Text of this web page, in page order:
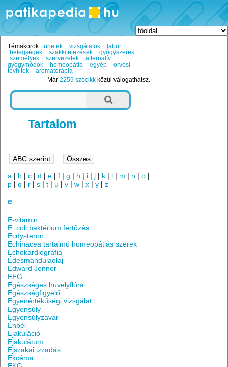
Témakörök: tünetek vizsgálatok
labor
betegségek
szakkifejezések
gyógyszerek
személyek
szervezetek
alternatív
gyógymódok
homeopátia egyéb
orvosi
tévhitek
aromaterápia
Már2259 szócikk közül válogathatsz.
Tartalom
a | b |c |d |e |f |g | h | i | j | k | l | m | n |o |
p |q | r |s |t |u |v |w |x |y |z
e
E-vitamin
E. coli baktérium fertőzés
Ecdysteron
Echinacea tartalmú homeopátiás szerek
Echokardiográfia
Édesmandulaolaj
Edward Jenner
EEG
Egészséges hüvelyflóra
Egészségfigyelő
Egyenértékűségi vizsgálat
Egyensúly
Egyensúlyzavar
Éhbél
Ejakuláció
Ejakulátum
Éjszakai izzadás
Ekcéma